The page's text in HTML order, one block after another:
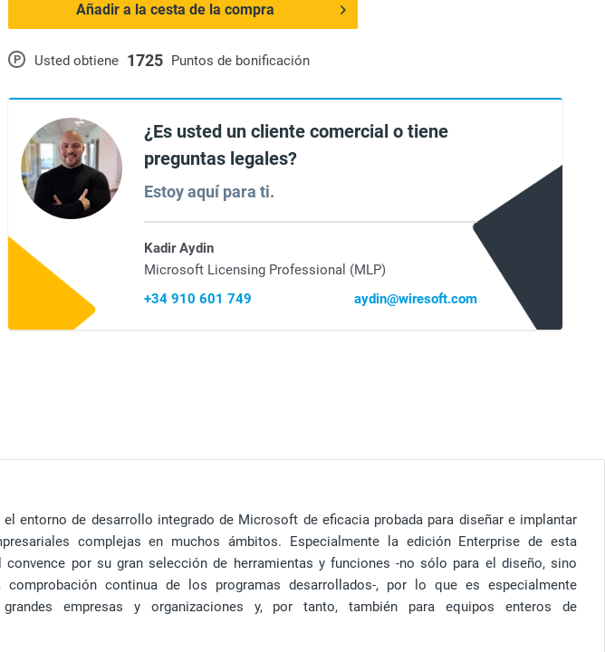
P Usted obtiene 1725 Puntos de bonificación
Añadir a la cesta de la compra
¿Es usted un cliente comercial o tiene
preguntas legales?
Estoy aquí para ti.
Kadir Aydin
Microsoft Licensing Professional (MLP)
+34 910 601 749
aydin@wiresoft.com
entorno de desarrollo integrado de Microsoft de eficacia probada para diseñar e implantar
complejas en muchos ámbitos. Especialmente la edición Enterprise de esta
convence por su gran selección de herramientas y funciones -no sólo para el diseño, sino
comprobación continua de los programas desarrollados-, por lo que es especialmente
grandes empresas y organizaciones y, por tanto, también para equipos enteros de